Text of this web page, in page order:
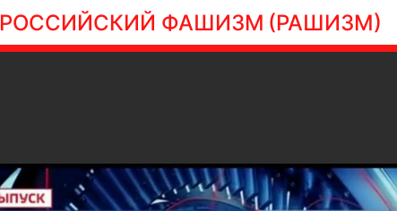
РОССИЙСКИЙ ФАШИЗМ (РАШИЗМ)